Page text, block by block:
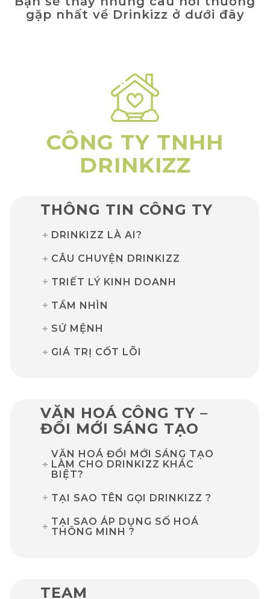
gặp nhất về Drinkizz ở dưới đây
CÔNG TY TNHH
DRINKIZZ
THÔNG TIN CÔNG TY
DRINKIZZ LÀ AI?
CÂU CHUYỆN DRINKIZZ
TRIẾT LÝ KINH DOANH
TẦM NHÌN
SỨ MỆNH
GIÁ TRỊ CỐT LÕI
VĂN HOÁ CÔNG TY –
ĐỔI MỚI SÁNG TẠO
VĂN HOÁ ĐỔI MỚI SÁNG TẠO
LÀM CHO DRINKIZZ KHÁC
BIỆT?
TẠI SAO TÊN GỌI DRINKIZZ ?
TẠI SAO ÁP DỤNG SỐ HOÁ
THÔNG MINH ?
TEAM